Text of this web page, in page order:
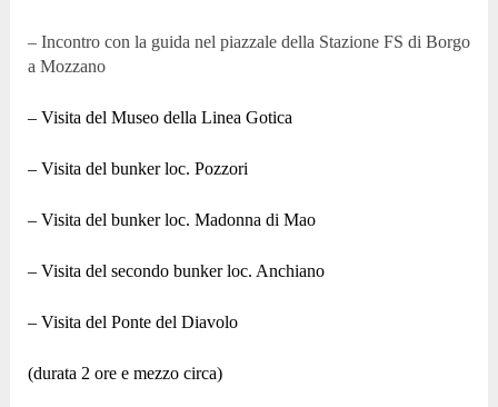
– Incontro con la guida nel piazzale della Stazione FS di Borgo
a Mozzano
– Visita del Museo della Linea Gotica
– Visita del bunker loc. Pozzori
– Visita del bunker loc. Madonna di Mao
– Visita del secondo bunker loc. Anchiano
– Visita del Ponte del Diavolo
(durata 2 ore e mezzo circa)